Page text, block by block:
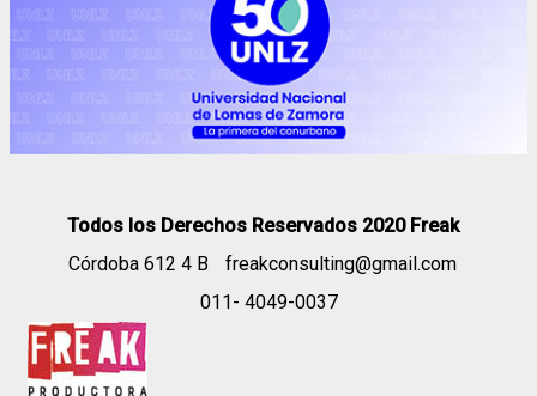
Todos los Derechos Reservados 2020 Freak
Córdoba 612 4 B
freakconsulting@gmail.com
011- 4049-0037